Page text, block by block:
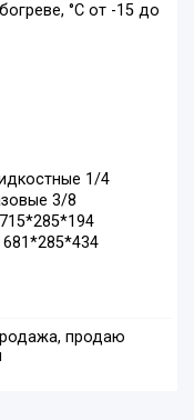
°C от -15 до
1/4
3/8
продаю